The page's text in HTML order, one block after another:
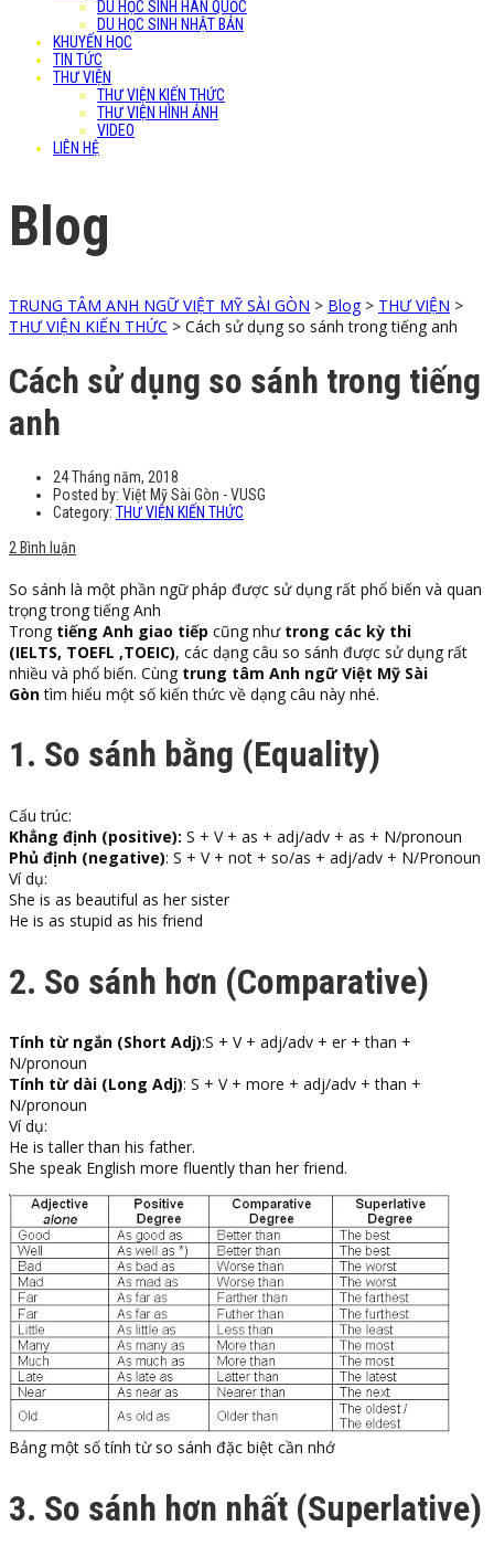
DU HỌC SINH HÀN QUỐC
DU HỌC SINH NHẬT BẢN
KHUYẾN HỌC
TIN TỨC
THƯ VIỆN
THƯ VIỆN KIẾN THỨC
THƯ VIỆN HÌNH ẢNH
VIDEO
LIÊN HỆ
Blog
TRUNG TÂM ANH NGỮ VIỆT MỸ SÀI GÒN > Blog> THƯ VIỆN >
THƯ VIỆN KIẾN THỨC > Cách sử dụng so sánh trong tiếng anh
Cách sử dụng so sánh trong tiếng
anh
24 Tháng năm, 2018
Posted by: Việt Mỹ Sài Gòn - VUSG
Category: THƯ VIỆN KIẾN THỨC
2 Bình luận
So sánh là một phần ngữ pháp được sử dụng rất phổ biến và quan
trọng trong tiếng Anh
Trong tiếng Anh giao tiếp cũng như trong các kỳ thi
(IELTS, TOEFL ,TOEIC), các dạng câu so sánh được sử dụng rất
nhiều và phổ biến. Cùng trung tâm Anh ngữ Việt Mỹ Sài
Gòntìm hiểu một số kiến thức về dạng câu này nhé.
1. So sánh bằng (Equality)
Cấu trúc:
Khẳng định (positive): S + V + as + adj/adv + as + N/pronoun
Phủ định (negative): S + V + not + so/as + adj/adv + N/Pronoun
Ví dụ:
She is as beautiful as her sister
He is as stupid as his friend
2. So sánh hơn (Comparative)
Tính từ ngắn (Short Adj):S + V + adj/adv + er + than +
N/pronoun
Tính từ dài (Long Adj): S + V + more + adj/adv + than +
N/pronoun
Ví dụ:
He is taller than his father.
She speak English more fluently than her friend.
Bảng một số tính từ so sánh đặc biệt cần nhớ
3. So sánh hơn nhất (Superlative)